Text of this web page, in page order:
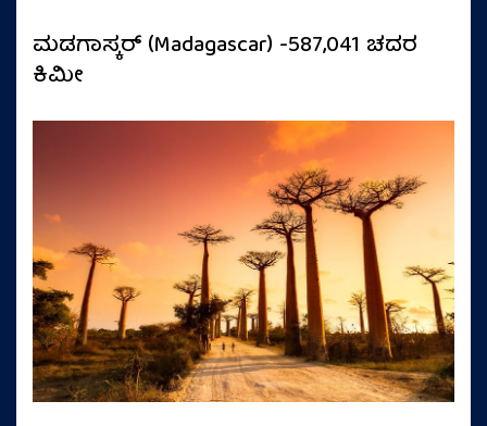
ಮಡಗಾಸ್ಕರ್ (Madagascar) -587,041 ಚದರ
ಕಿಮೀ